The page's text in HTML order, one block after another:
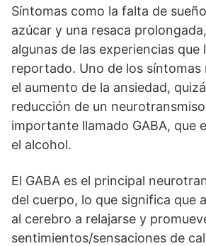
Síntomas como la falta de
azúcar y una resaca
algunas de las experiencias que
reportado. Uno de los síntomas
el aumento de la ansiedad,
reducción de un
importante llamado GABA, que
el alcohol.
El GABA es el principal
del cuerpo, lo que significa que
al cerebro a relajarse y
sentimientos/sensaciones de